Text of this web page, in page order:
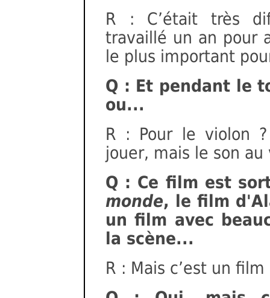
R : C’était très
travaillé un an pour
le plus important
Q : Et pendant le
ou...
R : Pour le violon
jouer, mais le son
Q : Ce film est
monde, le film
un film avec
la scène...
R : Mais c’est un